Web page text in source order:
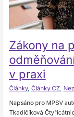
Zákony na
v praxi
Články, Články CZ,
Napsáno pro MPSV
Tkadlčíková